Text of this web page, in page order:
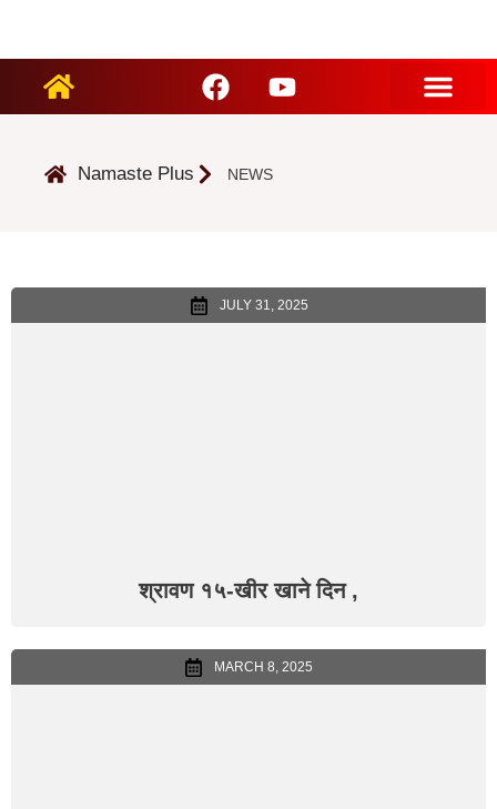
Namaste Plus NEWS
JULY 31, 2025
श्रावण १५-खीर खाने दिन ,
MARCH 8, 2025